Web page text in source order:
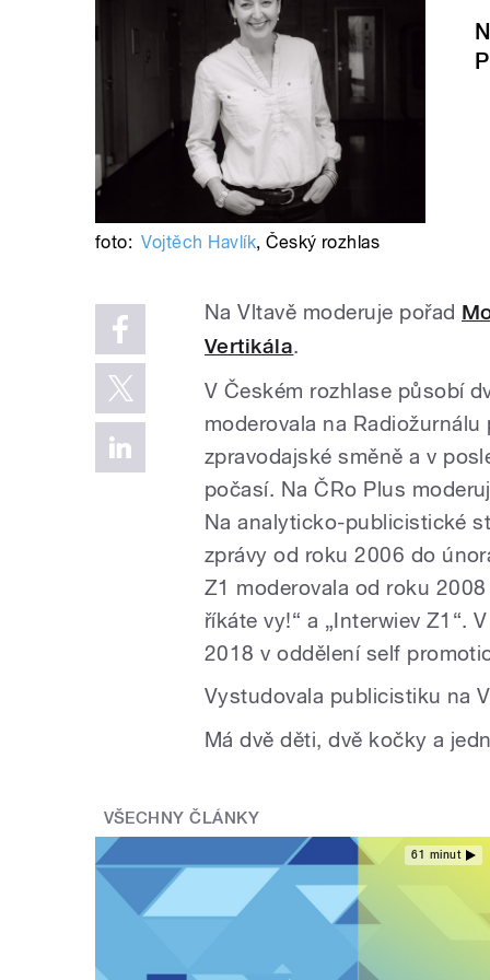
foto: Vojtěch Havlík,Český rozhlas
Na Vltavě moderuje pořad
Vertikála.
V Českém rozhlase působí
moderovala na
zpravodajské směně a v
počasí. Na ČRo Plus
Na analyticko-publicistické
zprávy od roku 2006 do
Z1 moderovala od roku
říkáte vy!“ a „Interwiev Z1“.
2018 v oddělení self
Vystudovala publicistiku na
Má dvě děti, dvě kočky a
VŠECHNY ČLÁNKY
61 minut